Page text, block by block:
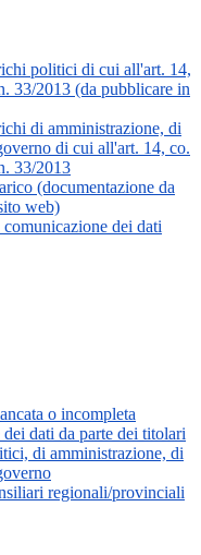
politici di cui all'art. 14,
33/2013 (da pubblicare in
di amministrazione, di
di cui all'art. 14, co.
33/2013
(documentazione da
web)
dei dati
o incompleta
dati da parte dei titolari
di amministrazione, di
regionali/provinciali